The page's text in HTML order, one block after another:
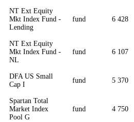
NT Ext Equity
Mkt Index Fund -
Lending
fund 6 428
NT Ext Equity
Mkt Index Fund -
NL
fund 6 107
DFA US Small
Cap I
fund 5 370
Spartan Total
Market Index
Pool G
fund 4 750